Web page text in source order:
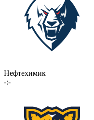
Нефтехимик
-:-